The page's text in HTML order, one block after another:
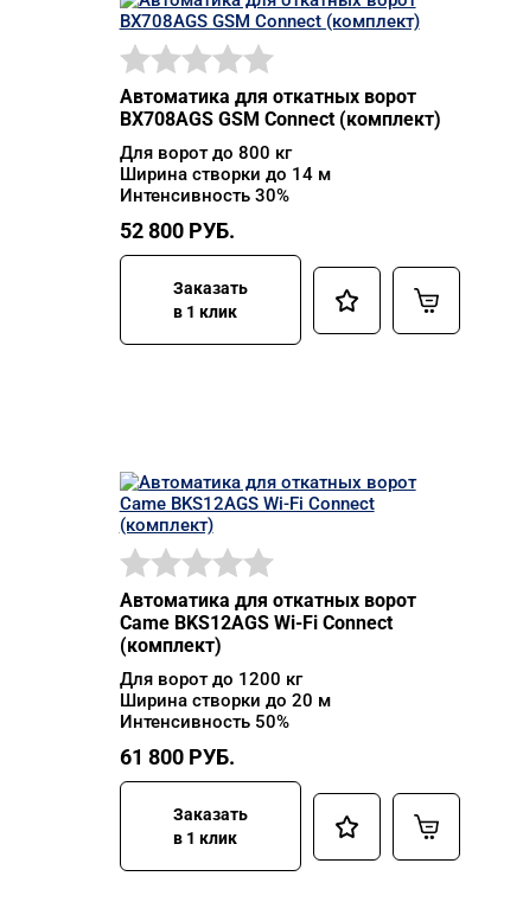
Автоматика для откатных ворот
BX708AGS GSM Connect (комплект)
Для ворот до 800 кг
Ширина створки до 14 м
Интенсивность 30%
52 800 РУБ.
Заказать
в 1 клик
Автоматика для откатных ворот
Came BKS12AGS Wi-Fi Connect
(комплект)
Для ворот до 1200 кг
Ширина створки до 20 м
Интенсивность 50%
61 800 РУБ.
Заказать
в 1 клик